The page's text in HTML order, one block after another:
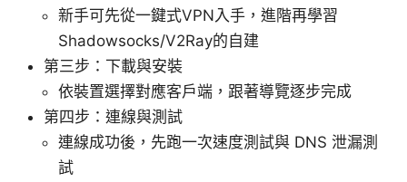
新手可先從一鍵式VPN入手，進階再學習
Shadowsocks/V2Ray的自建
第三步：下載與安裝
依裝置選擇對應客戶端，跟著導覽逐步完成
第四步：連線與測試
連線成功後，先跑一次速度測試與 DNS 泄漏測
試